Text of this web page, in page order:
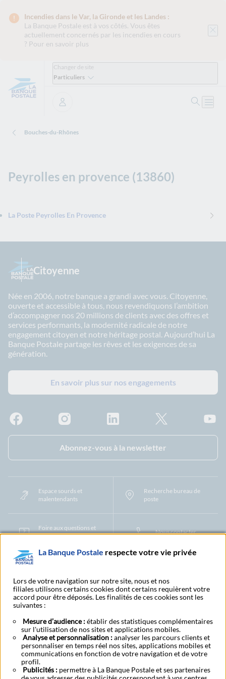
Incendies dans le Var, la Gironde et les Landes :
La Banque Postale est à vos côtés. Vous êtes
actuellement concernés par les incendies en cours
? Pour en savoir plus
Changer de site
Particuliers
Se connecter
Bouches-du-Rhônes
Peyrolles en provence (13860)
La Poste Peyrolles En Provence
Citoyenne
Née en 2006, notre banque a grandi avec vous. Citoyenne,
ouverte et accessible à tous, nous revendiquons l’ambition
d’accompagner nos 20 millions de clients avec des offres et
services performants, la modernité radicale de notre
engagement citoyen et notre héritage postal. Aujourd’hui La
Banque Postale partage les rêves et les exigences de sa
génération.
En savoir plus sur nos engagements
Abonnez-vous à la newsletter
Espace sourds et
malentendants
Recherche bureau de
poste
Foire aux questions et
centre d'aide
Nous contacter
Protection des Données à Caractère PersonnelFiliales et partenaires
CookiesGestion des cookiesActualiser vos informations
Contestation et réclamation Coordonnées Centres Financiers
Alertes fraudes et points de vigilance Actualités réglementaires CGU
Aide navigateur et systèmes d'exploitation
Vider le cache de votre navigateurLexique Aide et accessibilité
Accessibilité – Partiellement conforme Espace candidature
BFI - Banque de Financement et d'Investissement
Le fonds de garantie des dépôts et de résolutionRésilierRétractation
La Banque Postale respecte votre vie privée
Lors de votre navigation sur notre site, nous et nos
filiales utilisons certains cookies dont certains requièrent votre
accord pour être déposés. Les finalités de ces cookies sont les
suivantes :
Mesure d’audience :établir des statistiques complémentaires
sur l'utilisation de nos sites et applications mobiles.
Analyse et personnalisation :analyser les parcours clients et
personnaliser en temps réel nos sites, applications mobiles et
communications en fonction de votre navigation et de votre
profil.
Publicités : permettre à La Banque Postale et ses partenaires